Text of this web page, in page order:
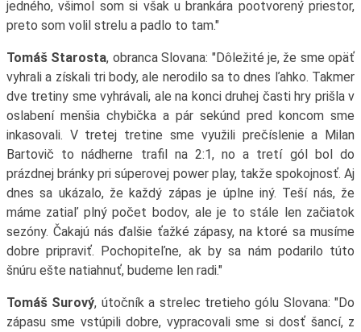
jedného, všimol som si však u brankára pootvorený priestor,
preto som volil strelu a padlo to tam."
Tomáš Starosta, obranca Slovana: "Dôležité je, že sme opäť
vyhrali a získali tri body, ale nerodilo sa to dnes ľahko. Takmer
dve tretiny sme vyhrávali, ale na konci druhej časti hry prišla v
oslabení menšia chybička a pár sekúnd pred koncom sme
inkasovali. V tretej tretine sme využili prečíslenie a Milan
Bartovič to nádherne trafil na 2:1, no a tretí gól bol do
prázdnej bránky pri súperovej power play, takže spokojnosť. Aj
dnes sa ukázalo, že každý zápas je úplne iný. Teší nás, že
máme zatiaľ plný počet bodov, ale je to stále len začiatok
sezóny. Čakajú nás ďalšie ťažké zápasy, na ktoré sa musíme
dobre pripraviť. Pochopiteľne, ak by sa nám podarilo túto
šnúru ešte natiahnuť, budeme len radi."
Tomáš Surový, útočník a strelec tretieho gólu Slovana: "Do
zápasu sme vstúpili dobre, vypracovali sme si dosť šancí, z